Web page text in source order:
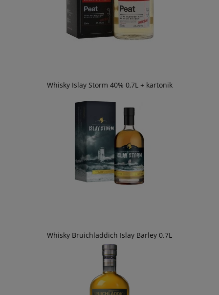
Whisky Islay Storm 40% 0,7L + kartonik
Whisky Bruichladdich Islay Barley 0.7L